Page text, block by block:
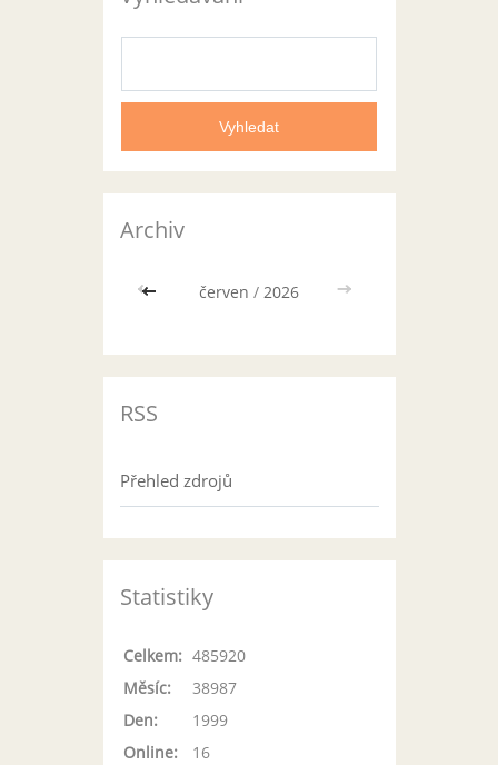
Archiv
<< červen / 2026 >>
RSS
Přehled zdrojů
Statistiky
Online: 16
Celkem: 485920
Měsíc:
38987
Den:
1999